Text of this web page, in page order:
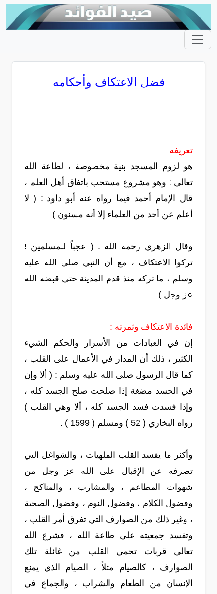
فضل الاعتكاف وأحكامه
تعريفه
هو لزوم المسجد بنية مخصوصة ، لطاعة الله
تعالى : وهو مشروع مستحب باتفاق أهل العلم ،
قال الإمام أحمد فيما رواه عنه أبو داود : ( لا
أعلم عن أحد من العلماء إلا أنه مسنون )
وقال الزهري رحمه الله : ( عجباً للمسلمين !
تركوا الاعتكاف ، مع أن النبي صلى الله عليه
وسلم ، ما تركه منذ قدم المدينة حتى قبضه الله
عز وجل )
فائدة الاعتكاف وثمرته :
إن في العبادات من الأسرار والحكم الشيء
الكثير ، ذلك أن المدار في الأعمال على القلب ،
كما قال الرسول صلى الله عليه وسلم : ( ألا وإن
في الجسد مضغة إذا صلحت صلح الجسد كله ،
وإذا فسدت فسد الجسد كله ، ألا وهي القلب )
رواه البخاري ( 52 ) ومسلم ( 1599 ) .
وأكثر ما يفسد القلب الملهيات ، والشواغل التي
تصرفه عن الإقبال على الله عز وجل من
شهوات المطاعم ، والمشارب ، والمناكح ،
وفضول الكلام ، وفضول النوم ، وفضول الصحبة
، وغير ذلك من الصوارف التي تفرق أمر القلب ،
وتفسد جمعيته على طاعة الله ، فشرع الله
تعالى قربات تحمي القلب من غائلة تلك
الصوارف ، كالصيام مثلاً ، الصيام الذي يمنع
الإنسان من الطعام والشراب ، والجماع في